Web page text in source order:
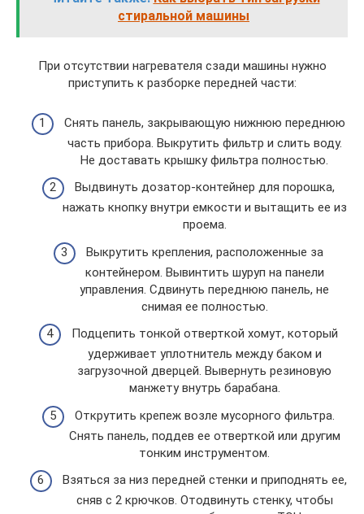
стиральной машины
При отсутствии нагревателя сзади машины нужно
приступить к разборке передней части:
Снять панель, закрывающую нижнюю переднюю
часть прибора. Выкрутить фильтр и слить воду.
Не доставать крышку фильтра полностью.
Выдвинуть дозатор-контейнер для порошка,
нажать кнопку внутри емкости и вытащить ее из
проема.
Выкрутить крепления, расположенные за
контейнером. Вывинтить шуруп на панели
управления. Сдвинуть переднюю панель, не
снимая ее полностью.
Подцепить тонкой отверткой хомут, который
удерживает уплотнитель между баком и
загрузочной дверцей. Вывернуть резиновую
манжету внутрь барабана.
Открутить крепеж возле мусорного фильтра.
Снять панель, поддев ее отверткой или другим
тонким инструментом.
Взяться за низ передней стенки и приподнять ее,
сняв с 2 крючков. Отодвинуть стенку, чтобы